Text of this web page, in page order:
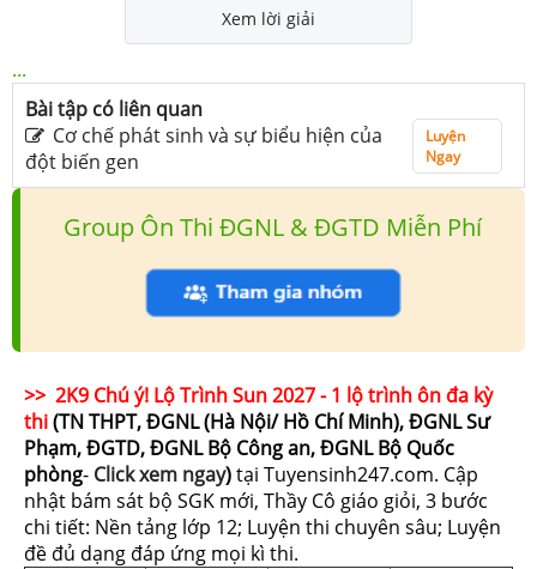
Xem lời giải
...
Bài tập có liên quan
Cơ chế phát sinh và sự biểu hiện của
đột biến gen
Luyện
Ngay
Group Ôn Thi ĐGNL & ĐGTD Miễn Phí
>> 2K9 Chú ý! Lộ Trình Sun 2027 - 1 lộ trình ôn đa kỳ
thi(TN THPT, ĐGNL (Hà Nội/ Hồ Chí Minh), ĐGNL Sư
Phạm, ĐGTD, ĐGNL Bộ Công an, ĐGNL Bộ Quốc
phòng- Click xem ngay)tại Tuyensinh247.com. Cập
nhật bám sát bộ SGK mới, Thầy Cô giáo giỏi, 3 bước
chi tiết: Nền tảng lớp 12; Luyện thi chuyên sâu; Luyện
đề đủ dạng đáp ứng mọi kì thi.